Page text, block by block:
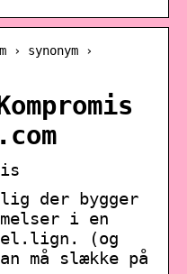
› synonym ›
der bygger
i en
(og
må slække på